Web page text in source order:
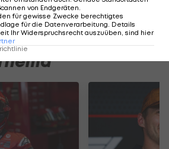
von Endgeräten
für gewisse Zwecke berechtigtes
für die Datenverarbeitung. Details
Ihr Widerspruchsrecht auszuüben, sind hier